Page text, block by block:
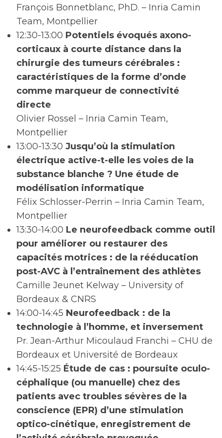
François Bonnetblanc, PhD. – Inria Camin
Team, Montpellier
12:30-13:00 Potentiels évoqués axono-
corticaux à courte distance dans la
chirurgie des tumeurs cérébrales :
caractéristiques de la forme d’onde
comme marqueur de connectivité
directe
Olivier Rossel – Inria Camin Team,
Montpellier
13:00-13:30Jusqu’où la stimulation
électrique active-t-elle les voies de la
substance blanche ? Une étude de
modélisation informatique
Félix Schlosser-Perrin – Inria Camin Team,
Montpellier
13:30-14:00 Le neurofeedback comme outil
pour améliorer ou restaurer des
capacités motrices : de la rééducation
post-AVC à l’entraînement des athlètes
Camille Jeunet Kelway – University of
Bordeaux & CNRS
14:00-14:45 Neurofeedback : de la
technologie à l’homme, et inversement
Pr. Jean-Arthur Micoulaud Franchi – CHU de
Bordeaux et Université de Bordeaux
14:45-15:25 Étude de cas : poursuite oculo-
céphalique (ou manuelle) chez des
patients avec troubles sévères de la
conscience (EPR) d’une stimulation
optico-cinétique, enregistrement de